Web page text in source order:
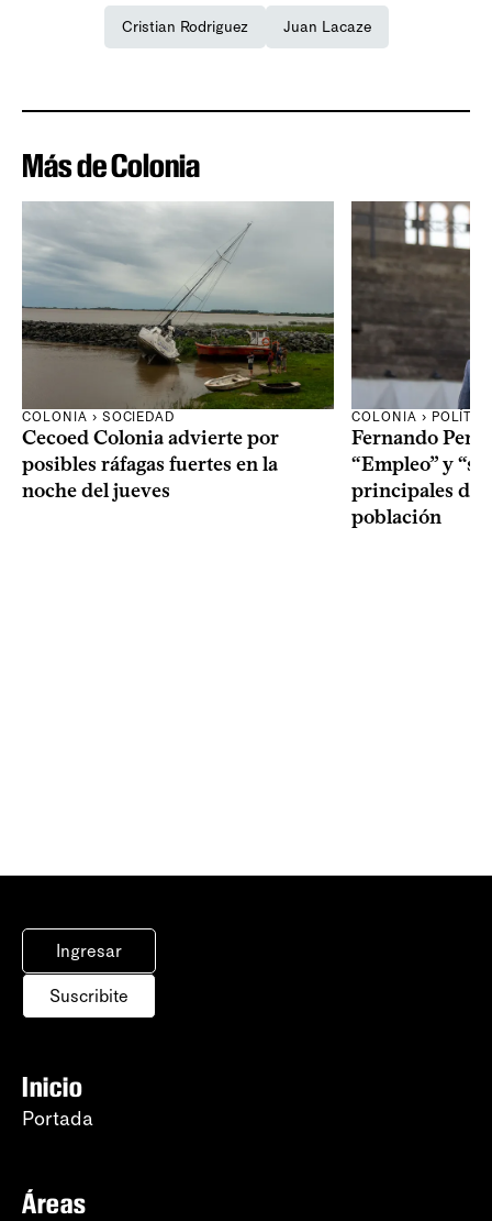
Cristian Rodriguez Juan Lacaze
Más de Colonia
COLONIA › SOCIEDAD
Cecoed Colonia advierte por
posibles ráfagas fuertes en la
noche del jueves
COLONIA ›
Fernando
“Empleo” y
principales
población
Ingresar
Suscribite
Inicio
Portada
Áreas